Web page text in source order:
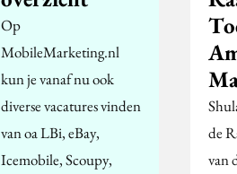
Op
MobileMarketing.nl
kun je vanaf nu ook
diverse vacatures vinden
van oa LBi, eBay,
Icemobile, Scoupy,
de
van